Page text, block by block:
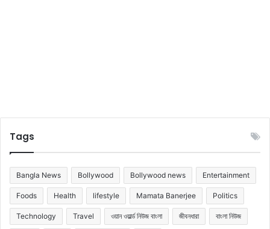
Tags
Bangla News Bollywood Bollywood news Entertainment
Foods Health lifestyle Mamata Banerjee Politics
Technology Travel ওয়ান ওয়ার্ল্ড নিউজ বাংলা জীবনধারা বাংলা নিউজ